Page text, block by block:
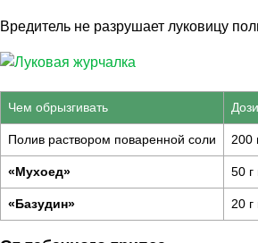
Вредитель не разрушает луковицу
Чем обрызгивать
Полив раствором поваренной соли 200
«Мухоед» 50 г
«Базудин» 20